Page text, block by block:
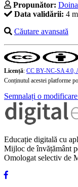
Propunător:
Data validării: 4
Căutare avansată
Licență: CC BY-NC-SA 4.0,
Conținutul acestei platforme
Semnalați o modificare
Educație digitală cu
Mijloc de învățământ
Omologat selectiv de